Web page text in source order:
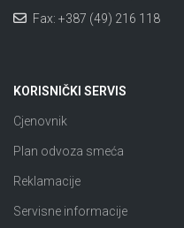
Fax: +387 (49) 216 118
KORISNIČKI SERVIS
Cjenovnik
Plan odvoza smeća
Reklamacije
Servisne informacije